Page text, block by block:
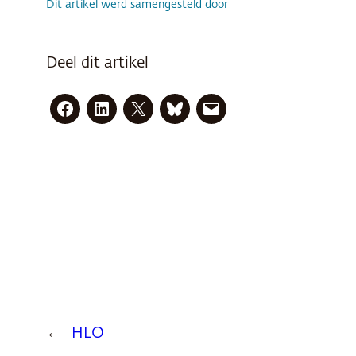
Dit artikel werd samengesteld door
Deel dit artikel
← HLO